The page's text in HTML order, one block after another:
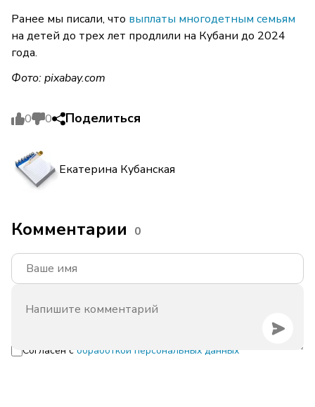
Ранее мы писали, что выплаты многодетным семьям
на детей до трех лет продлили на Кубани до 2024
года.
Фото: pixabay.com
0 0 Поделиться
Екатерина Кубанская
Комментарии 0
Согласен с обработкой персональных данных